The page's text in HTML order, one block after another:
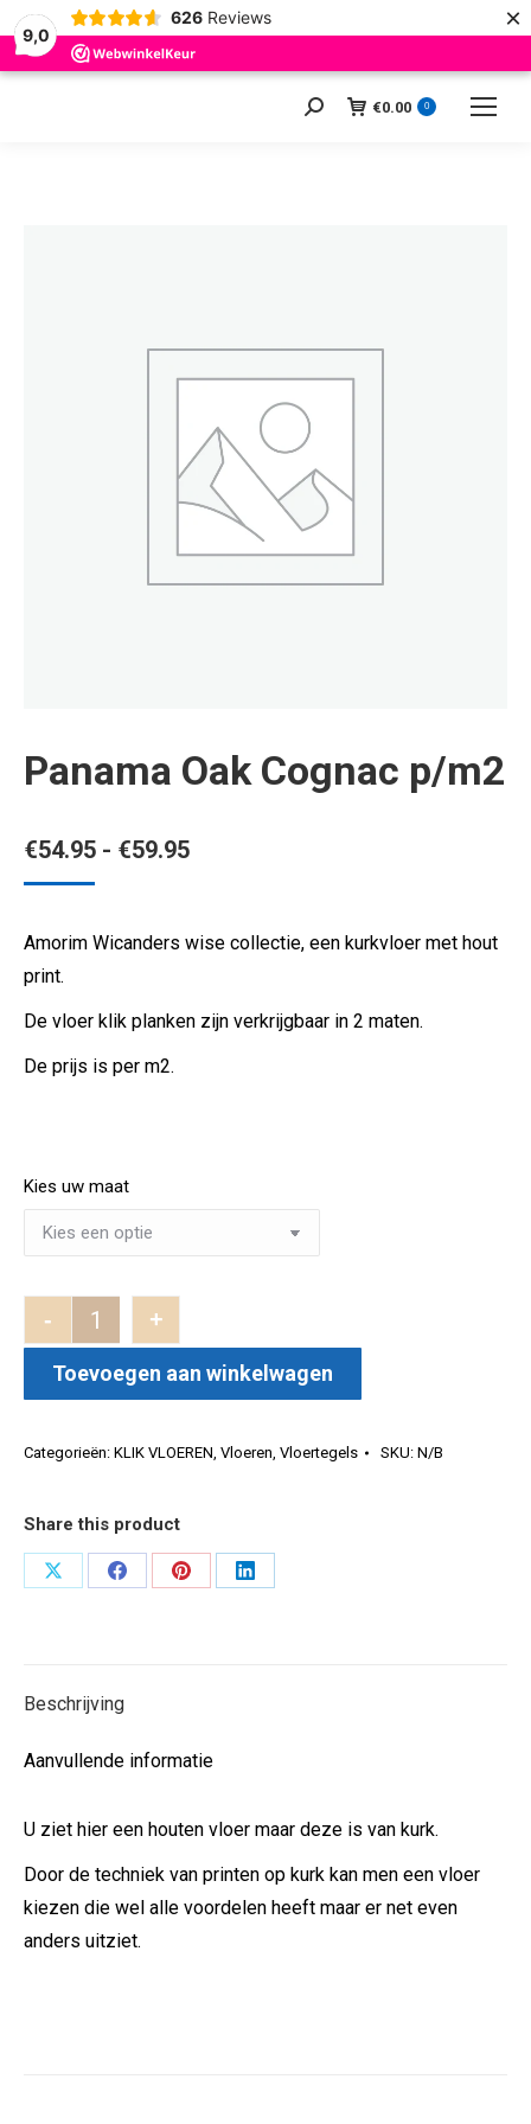
9,0
626 Reviews ×
Zoeken: €0.00 0
Panama Oak Cognac p/m2
€54.95 - €59.95Prijsklasse:
€59.95
Amorim Wicanders wise collectie, een kurkvloer met hout
print.
De vloer klik planken zijn verkrijgbaar in 2 maten.
De prijs is per m2.
Kies uw maat
- +
Toevoegen aan winkelwagen
Categorieën: KLIK VLOEREN, Vloeren, Vloertegels SKU: N/B
Share this product
Deel
Deel
Deel
Deel
Beschrijving
Aanvullende informatie
U ziet hier een houten vloer maar deze is van kurk.
Door de techniek van printen op kurk kan men een vloer
kiezen die wel alle voordelen heeft maar er net even
anders uitziet.